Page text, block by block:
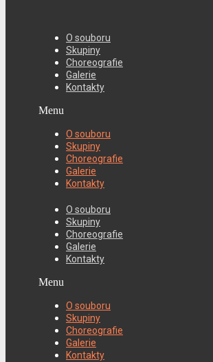
O souboru
Skupiny
Choreografie
Galerie
Kontakty
Menu
O souboru
Skupiny
Choreografie
Galerie
Kontakty
O souboru
Skupiny
Choreografie
Galerie
Kontakty
Menu
O souboru
Skupiny
Choreografie
Galerie
Kontakty